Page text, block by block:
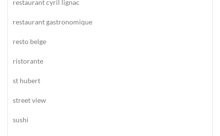
restaurant cyril lignac
restaurant gastronomique
resto belge
ristorante
st hubert
street view
sushi